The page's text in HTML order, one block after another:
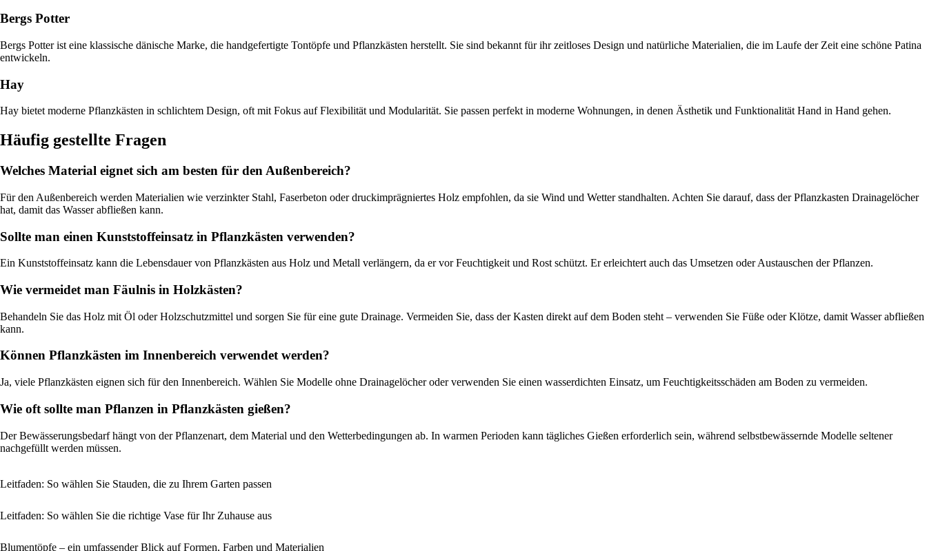
Bergs Potter
Bergs Potter ist eine klassische dänische Marke, die handgefertigte Tontöpfe und Pflanzkästen herstellt. Sie sind bekannt für ihr zeitloses Design und natürliche Materialien, die im Laufe der Zeit eine schöne Patina
entwickeln.
Hay
Hay bietet moderne Pflanzkästen in schlichtem Design, oft mit Fokus auf Flexibilität und Modularität. Sie passen perfekt in moderne Wohnungen, in denen Ästhetik und Funktionalität Hand in Hand gehen.
Häufig gestellte Fragen
Welches Material eignet sich am besten für den Außenbereich?
Für den Außenbereich werden Materialien wie verzinkter Stahl, Faserbeton oder druckimprägniertes Holz empfohlen, da sie Wind und Wetter standhalten. Achten Sie darauf, dass der Pflanzkasten Drainagelöcher
hat, damit das Wasser abfließen kann.
Sollte man einen Kunststoffeinsatz in Pflanzkästen verwenden?
Ein Kunststoffeinsatz kann die Lebensdauer von Pflanzkästen aus Holz und Metall verlängern, da er vor Feuchtigkeit und Rost schützt. Er erleichtert auch das Umsetzen oder Austauschen der Pflanzen.
Wie vermeidet man Fäulnis in Holzkästen?
Behandeln Sie das Holz mit Öl oder Holzschutzmittel und sorgen Sie für eine gute Drainage. Vermeiden Sie, dass der Kasten direkt auf dem Boden steht – verwenden Sie Füße oder Klötze, damit Wasser abfließen
kann.
Können Pflanzkästen im Innenbereich verwendet werden?
Ja, viele Pflanzkästen eignen sich für den Innenbereich. Wählen Sie Modelle ohne Drainagelöcher oder verwenden Sie einen wasserdichten Einsatz, um Feuchtigkeitsschäden am Boden zu vermeiden.
Wie oft sollte man Pflanzen in Pflanzkästen gießen?
Der Bewässerungsbedarf hängt von der Pflanzenart, dem Material und den Wetterbedingungen ab. In warmen Perioden kann tägliches Gießen erforderlich sein, während selbstbewässernde Modelle seltener
nachgefüllt werden müssen.
Leitfaden: So wählen Sie Stauden, die zu Ihrem Garten passen
Leitfaden: So wählen Sie die richtige Vase für Ihr Zuhause aus
Blumentöpfe – ein umfassender Blick auf Formen, Farben und Materialien